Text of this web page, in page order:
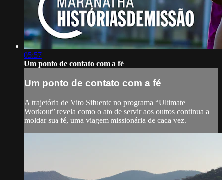
05:57
Um ponto de contato com a fé
Um ponto de contato com a fé
A trajetória de Vito Sifuente no programa “Ultimate
Workout” revela como o ato de servir aos outros continua a
moldar sua fé, uma viagem missionária de cada vez.